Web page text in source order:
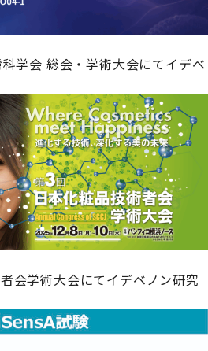
学会 総会・学術大会にてイデベ
会学術大会にてイデベノン研究